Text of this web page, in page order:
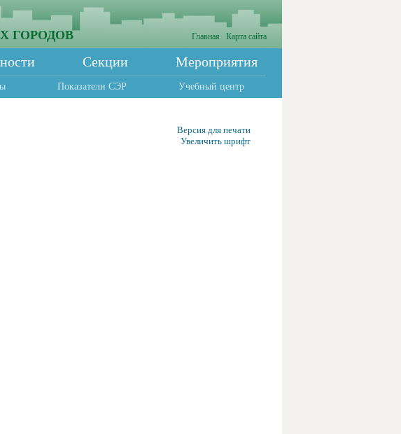
ГОРОДОВ Главная Карта сайта
Секции Мероприятия
Показатели СЭР Учебный центр
Версия для печати
Увеличить шрифт